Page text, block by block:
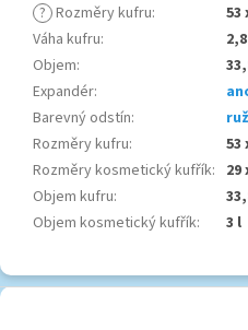
? Rozměry kufru:
53
Váha kufru:
Objem:
Expandér:
Barevný odstín:
Rozměry kufru:
53
Rozměry kosmetický kufřík: 29
Objem kufru:
Objem kosmetický kufřík: 3 l
Z